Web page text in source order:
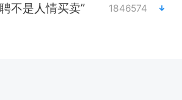
不是人情买卖” 1846574